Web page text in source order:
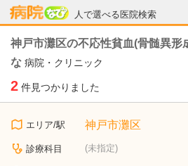
人で選べる医院検索
病院なび
神戸市灘区の不応性貧血(骨髄異形
な 病院・クリニック
2 件見つかりました
エリア/駅 神戸市灘区
診療科目 (未指定)